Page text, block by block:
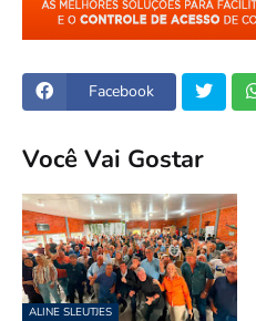
Facebook
Você Vai Gostar
ALINE SLEUTJES